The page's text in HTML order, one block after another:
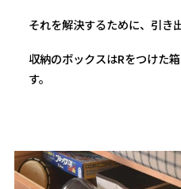
それを解決するために、引き
収納のボックスはRをつけた
す。